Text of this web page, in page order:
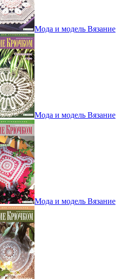
Мода и модель Вязание
Мода и модель Вязание
Мода и модель Вязание